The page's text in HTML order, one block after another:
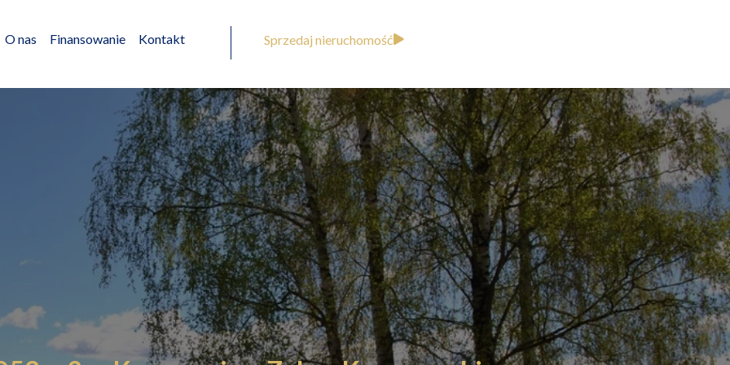
O nas Finansowanie Kontakt Sprzedaj nieruchomość